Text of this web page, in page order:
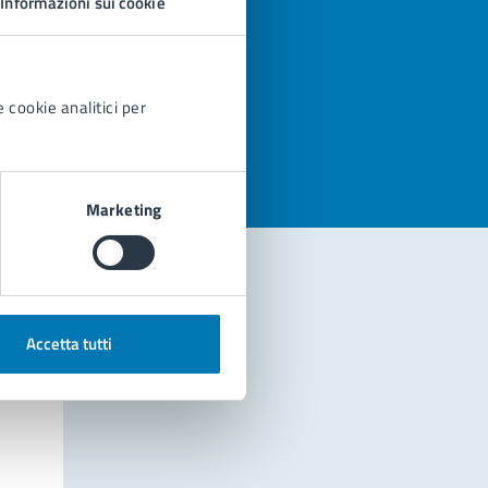
cookie analitici per
Marketing
Accetta tutti